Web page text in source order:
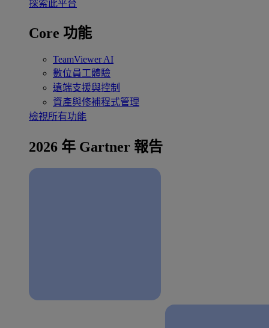
探索此平台
Core 功能
TeamViewer AI
數位員工體驗
遠端支援與控制
資產與修補程式管理
檢視所有功能
2026 年 Gartner 報告